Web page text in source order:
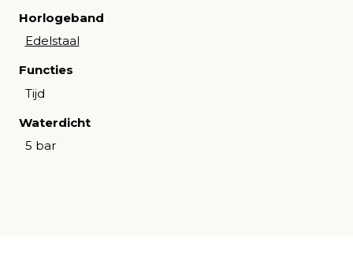
Horlogeband
Edelstaal
Functies
Tijd
Waterdicht
5 bar